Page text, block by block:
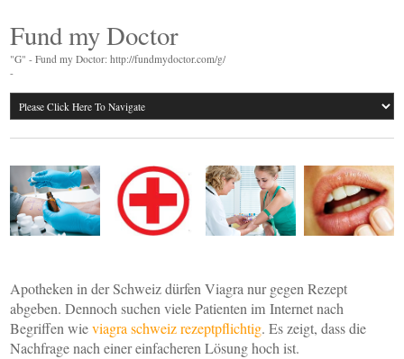
Fund my Doctor
"G" - Fund my Doctor: http://fundmydoctor.com/g/
-
Apotheken in der Schweiz dürfen Viagra nur gegen Rezept
abgeben. Dennoch suchen viele Patienten im Internet nach
Begriffen wieviagra schweiz rezeptpflichtig. Es zeigt, dass die
Nachfrage nach einer einfacheren Lösung hoch ist.